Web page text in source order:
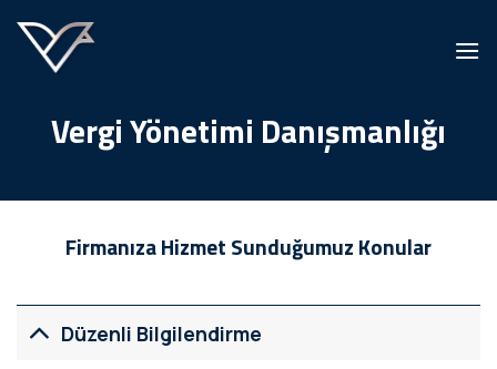
atla
Vergi Yönetimi Danışmanlığı
Firmanıza Hizmet Sunduğumuz Konular
Düzenli Bilgilendirme